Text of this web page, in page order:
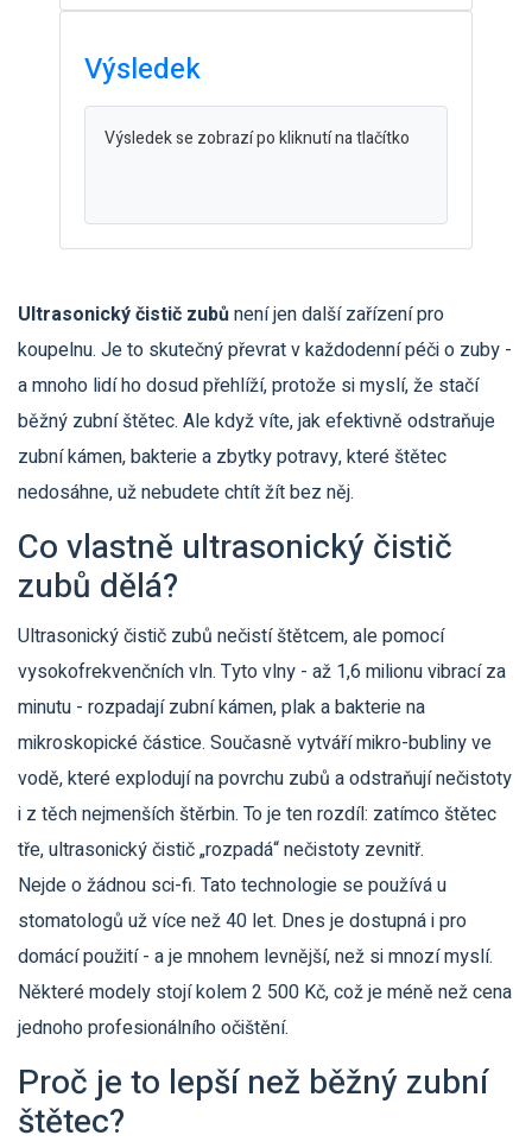
Výsledek
Výsledek se zobrazí po kliknutí na tlačítko
Ultrasonický čistič zubůnení jen další zařízení pro
koupelnu. Je to skutečný převrat v každodenní péči o zuby -
a mnoho lidí ho dosud přehlíží, protože si myslí, že stačí
běžný zubní štětec. Ale když víte, jak efektivně odstraňuje
zubní kámen, bakterie a zbytky potravy, které štětec
nedosáhne, už nebudete chtít žít bez něj.
Co vlastně ultrasonický čistič
zubů dělá?
Ultrasonický čistič zubů nečistí štětcem, ale pomocí
vysokofrekvenčních vln. Tyto vlny - až 1,6 milionu vibrací za
minutu - rozpadají zubní kámen, plak a bakterie na
mikroskopické částice. Současně vytváří mikro-bubliny ve
vodě, které explodují na povrchu zubů a odstraňují nečistoty
i z těch nejmenších štěrbin. To je ten rozdíl: zatímco štětec
tře, ultrasonický čistič „rozpadá“ nečistoty zevnitř.
Nejde o žádnou sci-fi. Tato technologie se používá u
stomatologů už více než 40 let. Dnes je dostupná i pro
domácí použití - a je mnohem levnější, než si mnozí myslí.
Některé modely stojí kolem 2 500 Kč, což je méně než cena
jednoho profesionálního očištění.
Proč je to lepší než běžný zubní
štětec?